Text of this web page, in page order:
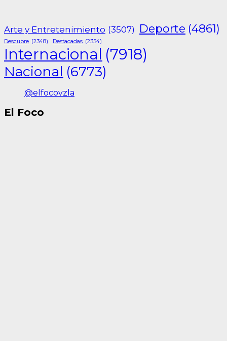
Arte y Entretenimiento (3507) Deporte (4861)
Descubre (2348) Destacadas (2354)
Internacional (7918)
Nacional (6773)
@elfocovzla
El Foco